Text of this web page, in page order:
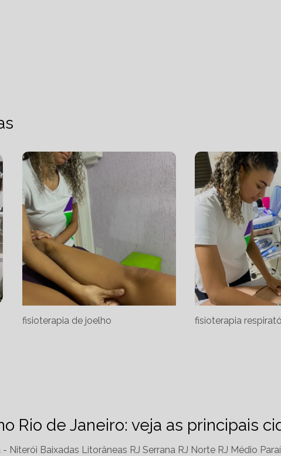
fisioterapia de joelho fisioterapia
Rio de Janeiro: veja as principais
- Niterói Baixadas Litorâneas RJ Serrana RJ Norte RJ Médio